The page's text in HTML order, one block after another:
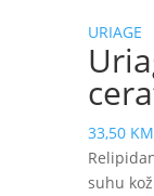
URIAGE
33,50 KM
suhu